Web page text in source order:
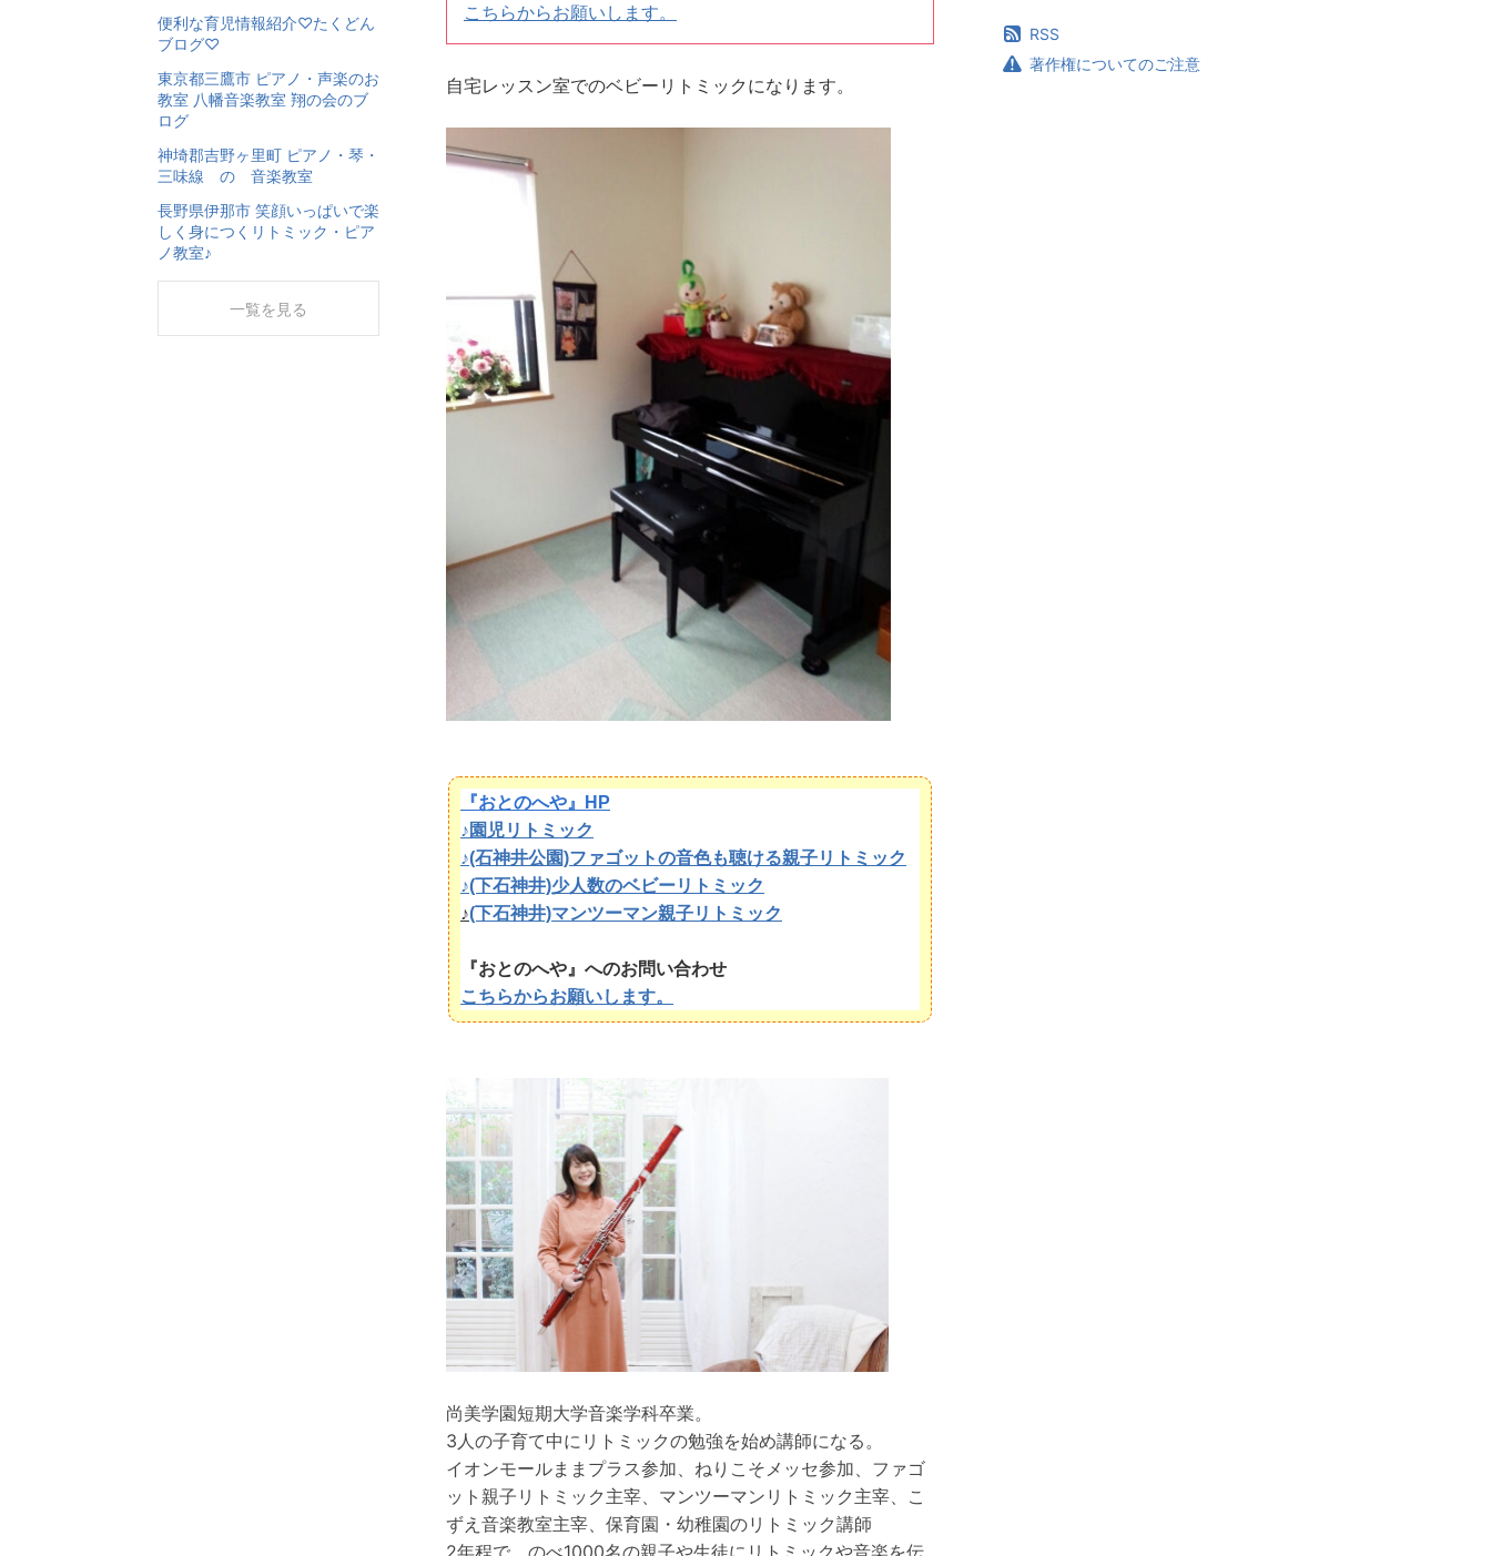
こちらからお願いします。
自宅レッスン室でのベビーリトミックになります。
『おとのへや』HP
♪園児リトミック
♪(石神井公園)ファゴットの音色も聴ける親子リトミック
♪(下石神井)少人数のベビーリトミック
♪(下石神井)マンツーマン親子リトミック
『おとのへや』へのお問い合わせ
こちらからお願いします。
尚美学園短期大学音楽学科卒業。
3人の子育て中にリトミックの勉強を始め講師になる。
イオンモールままプラス参加、ねりこそメッセ参加、ファゴ
ット親子リトミック主宰、マンツーマンリトミック主宰、こ
ずえ音楽教室主宰、保育園・幼稚園のリトミック講師
RSS
著作権についてのご注意
便利な育児情報紹介♡たくどん
ブログ♡
東京都三鷹市 ピアノ・声楽のお
教室 八幡音楽教室 翔の会のブ
ログ
神埼郡吉野ヶ里町 ピアノ・琴・
三味線 の 音楽教室
長野県伊那市 笑顔いっぱいで楽
しく身につくリトミック・ピア
ノ教室♪
一覧を見る